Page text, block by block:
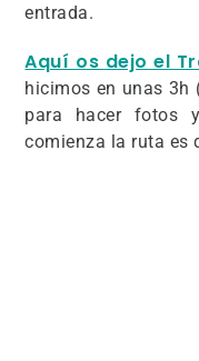
entrada.
Aquí os dejo el
hicimos en unas 3h
para hacer fotos
comienza la ruta es